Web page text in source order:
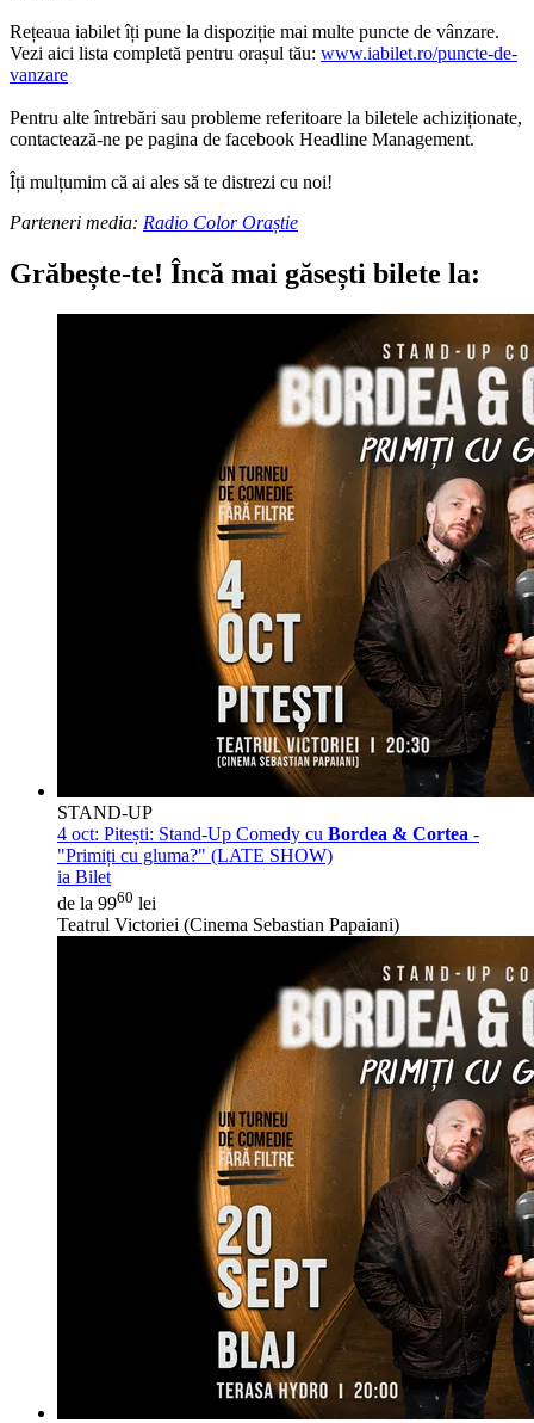
Rețeaua iabilet îți pune la dispoziție mai multe puncte de vânzare.
Vezi aici lista completă pentru orașul tău: www.iabilet.ro/puncte-de-
vanzare
Pentru alte întrebări sau probleme referitoare la biletele achiziționate,
contactează-ne pe pagina de facebook Headline Management.
Îți mulțumim că ai ales să te distrezi cu noi!
Parteneri media: Radio Color Oraștie
Grăbește-te! Încă mai găsești bilete la:
STAND-UP
4 oct: Pitești: Stand-Up Comedy cu Bordea & Cortea -
"Primiți cu gluma?" (LATE SHOW)
ia Bilet
de la 9960 lei
Teatrul Victoriei (Cinema Sebastian Papaiani)